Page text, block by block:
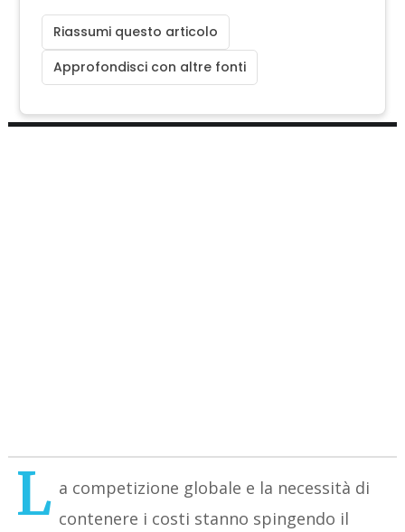
Riassumi questo articolo
Approfondisci con altre fonti
L a competizione globale e la necessità di
contenere i costi stanno spingendo il